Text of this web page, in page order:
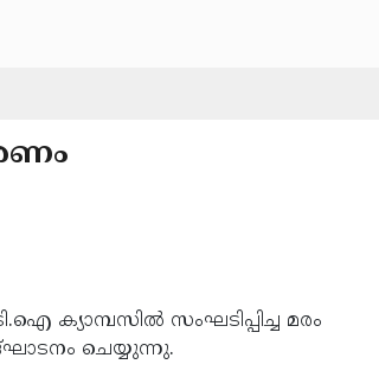
ക്യാമ്പസില്‍ സംഘടിപ്പിച്ച മരം
ചെയ്യുന്നു.